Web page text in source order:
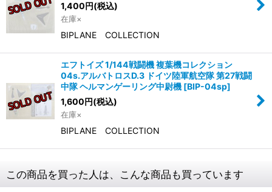
1,400円(税込)
在庫×
BIPLANE COLLECTION
エフトイズ 1/144戦闘機 複葉機コレクション
04s.アルバトロスD.3 ドイツ陸軍航空隊 第27戦闘
中隊 ヘルマンゲーリング中尉機 [BIP-04sp]
1,600円(税込)
在庫×
BIPLANE COLLECTION
この商品を買った人は、こんな商品も買っています